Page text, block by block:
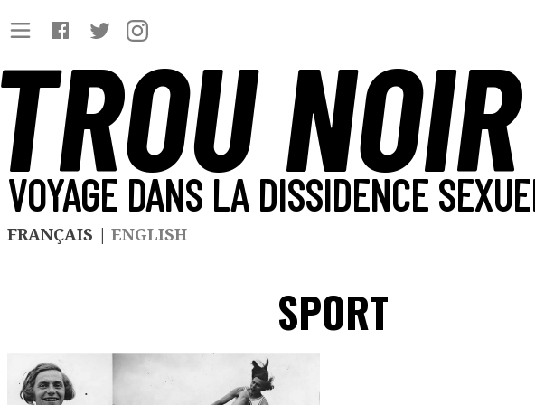
TROU NOIR
VOYAGE DANS LA DISSIDENCE
FRANÇAIS | ENGLISH
SPORT